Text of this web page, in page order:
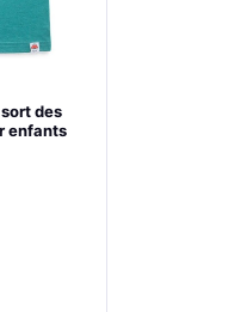
des
enfants